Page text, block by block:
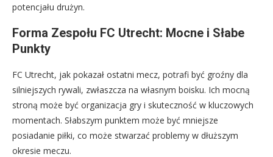
potencjału drużyn.
Forma Zespołu FC Utrecht: Mocne i Słabe
Punkty
FC Utrecht, jak pokazał ostatni mecz, potrafi być groźny dla
silniejszych rywali, zwłaszcza na własnym boisku. Ich mocną
stroną może być organizacja gry i skuteczność w kluczowych
momentach. Słabszym punktem może być mniejsze
posiadanie piłki, co może stwarzać problemy w dłuższym
okresie meczu.